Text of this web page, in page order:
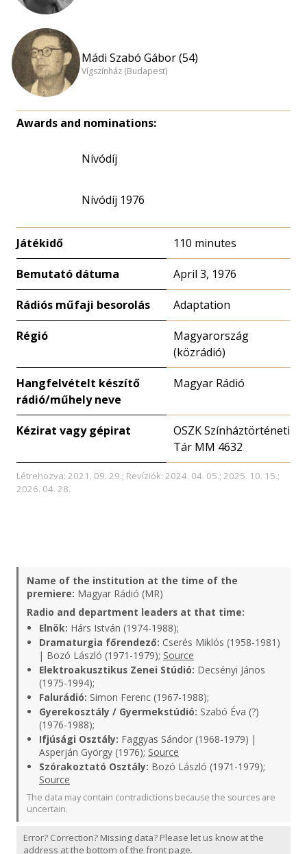
Mádi Szabó Gábor (54)
Vígszínház (Budapest)
Awards and nominations:
Nívódíj
Nívódíj 1976
Játékidő 110 minutes
Bemutató dátuma April 3, 1976
Rádiós műfaji besorolás Adaptation
Régió
Magyarország
(közrádió)
Hangfelvételt készítő
rádió/műhely neve
Magyar Rádió
Kézirat vagy gépirat
OSZK Színháztörténeti
Tár MM 4632
Létrehozva: 2021. 09. 29.; Revíziók: 2024. 04. 05.; 2025. 10. 15.;
2026. 04. 28.
Name of the institution at the time of the
premiere: Magyar Rádió (MR)
Radio and department leaders at that time:
Elnök: Hárs István (1974-1988);
Dramaturgia főrendező: Cserés Miklós (1958-1981)
| Bozó László (1971-1979); Source
Elektroakusztikus Zenei Stúdió: Decsényi János
(1975-1994);
Falurádió: Simon Ferenc (1967-1988);
Gyerekosztály / Gyermekstúdió: Szabó Éva (?)
(1976-1988);
Ifjúsági Osztály: Faggyas Sándor (1968-1979) |
Asperján György (1976); Source
Szórakoztató Osztály: Bozó László (1971-1979);
Source
The data may contain contradictions because the sources are
uncertain.
Error? Correction? Missing data? Please let us know at the
address at the bottom of the front page.